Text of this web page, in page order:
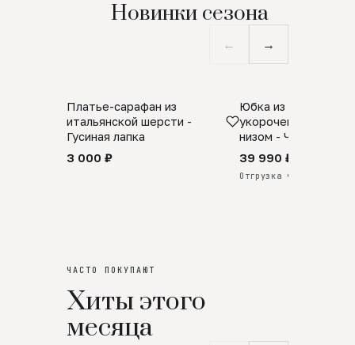
Новинки сезона
← →
SALE
Платье-сарафан из
итальянской шерсти -
Гусиная лапка
3 000 ₽
ПРЕДЗАКАЗ
Юбка из
укороченная с
низом - Черный
39 990 ₽
Отгрузка через 25 дней
ЧАСТО ПОКУПАЮТ
Хиты этого
месяца